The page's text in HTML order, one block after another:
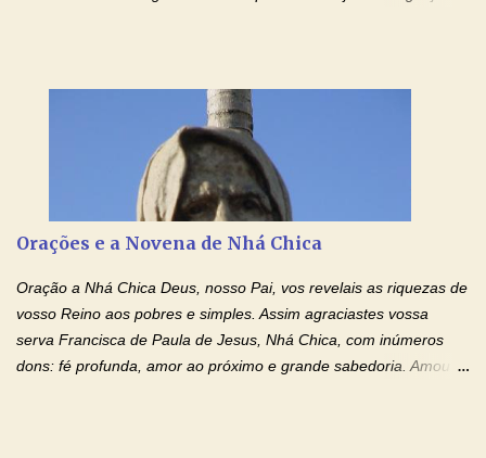
ensanguentadas, chagadas e abertas, sobre mim, neste
momento. Sinto-me completamente sem forças para prosseguir,
carregando as minhas cruzes. Preciso que a força e o poder de
Tuas Mãos, que suportaram a mais profunda dor ao serem
pregadas na Cruz, reergam-me e curem-me agora. Jesus, não
amo. Nós precisamos desesperadamente de cura física e
espiritual, através do toque consolador de tuas Mãos
ensanguentadas e infinitamente poderosas. Eu reconheço,
apesar de toda a minha limitação e da infinidade dos meus ...
Orações e a Novena de Nhá Chica
Oração a Nhá Chica Deus, nosso Pai, vos revelais as riquezas de
vosso Reino aos pobres e simples. Assim agraciastes vossa
serva Francisca de Paula de Jesus, Nhá Chica, com inúmeros
dons: fé profunda, amor ao próximo e grande sabedoria. Amou a